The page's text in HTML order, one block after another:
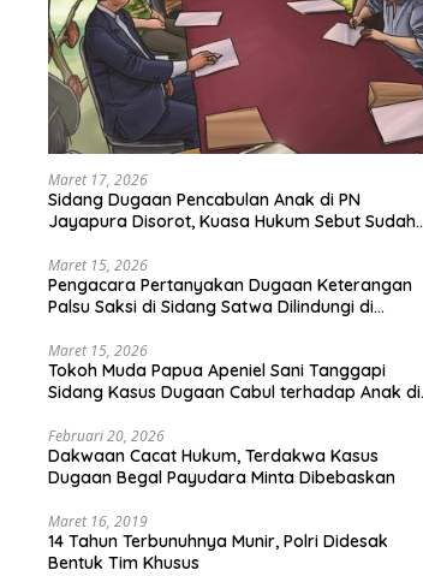
Maret 17, 2026
Sidang Dugaan Pencabulan Anak di PN
Jayapura Disorot, Kuasa Hukum Sebut Sudah
Maret 15, 2026
Pengacara Pertanyakan Dugaan Keterangan
Palsu Saksi di Sidang Satwa Dilindungi di
Maret 15, 2026
Tokoh Muda Papua Apeniel Sani Tanggapi
Sidang Kasus Dugaan Cabul terhadap Anak di
Februari 20, 2026
Dakwaan Cacat Hukum, Terdakwa Kasus
Dugaan Begal Payudara Minta Dibebaskan
Maret 16, 2019
14 Tahun Terbunuhnya Munir, Polri Didesak
Bentuk Tim Khusus